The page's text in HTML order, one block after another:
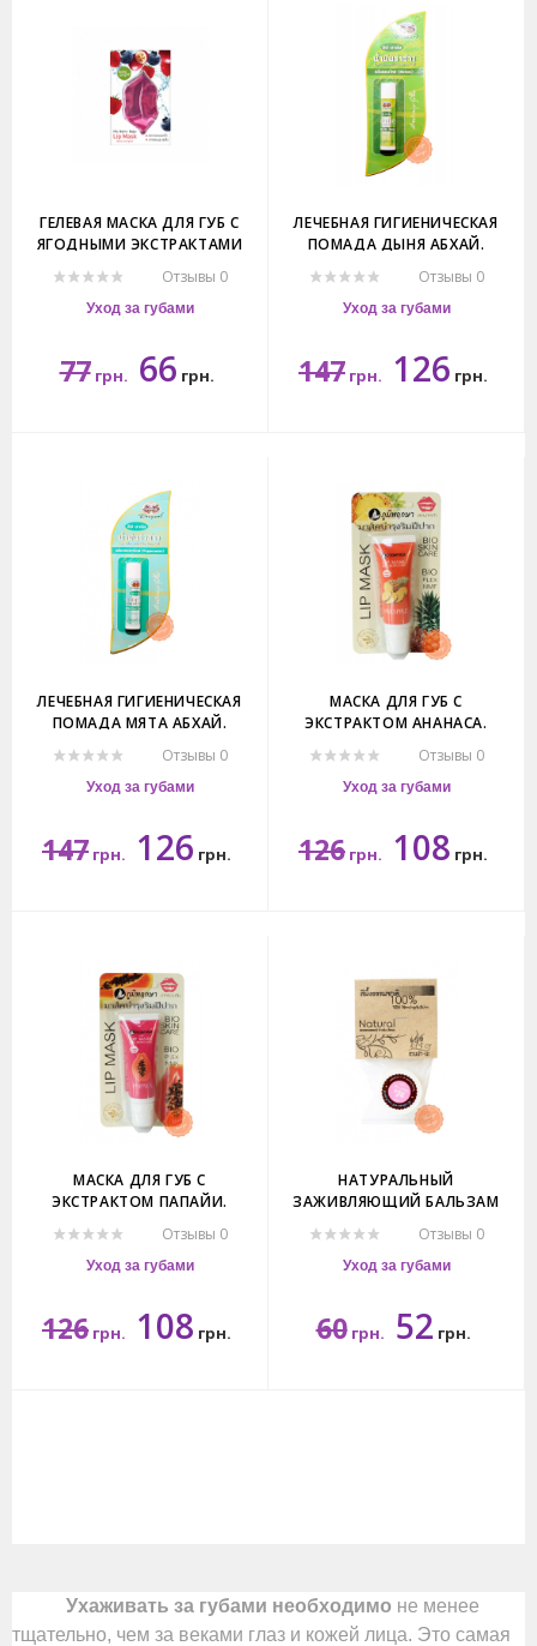
ГЕЛЕВАЯ МАСКА ДЛЯ ГУБ С
ЯГОДНЫМИ ЭКСТРАКТАМИ
Отзывы 0
Уход за губами
77 грн. 66 грн.
ЛЕЧЕБНАЯ ГИГИЕНИЧЕСКАЯ
ПОМАДА ДЫНЯ АБХАЙ.
MELON
Отзывы 0
Уход за губами
147 грн. 126 грн.
ЛЕЧЕБНАЯ ГИГИЕНИЧЕСКАЯ
ПОМАДА МЯТА АБХАЙ.
PEPPERMINT
Отзывы 0
Уход за губами
147 грн. 126 грн.
МАСКА ДЛЯ ГУБ С
ЭКСТРАКТОМ АНАНАСА.
Отзывы 0
Уход за губами
126 грн. 108 грн.
МАСКА ДЛЯ ГУБ С
ЭКСТРАКТОМ ПАПАЙИ.
Отзывы 0
Уход за губами
126 грн. 108 грн.
НАТУРАЛЬНЫЙ
ЗАЖИВЛЯЮЩИЙ БАЛЬЗАМ
ДЕРЕВА.
Отзывы 0
Уход за губами
60 грн. 52 грн.
Ухаживать за губами необходимо не менее
тщательно, чем за веками глаз и кожей лица. Это самая